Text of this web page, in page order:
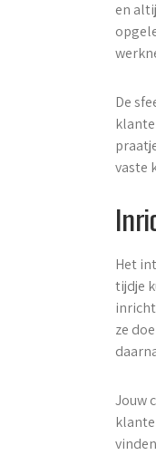
en
De
vaste
Het
tijdje
ze
Jouw